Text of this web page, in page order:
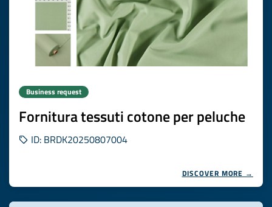
Business request
Fornitura tessuti cotone per peluche
ID: BRDK20250807004
DISCOVER MORE →